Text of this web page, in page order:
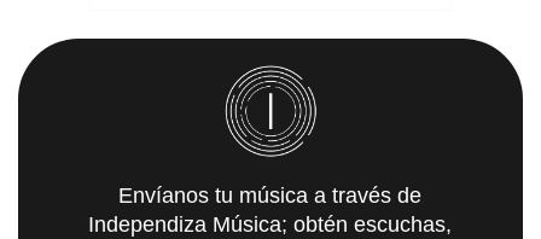
Envíanos tu música a través de
Independiza Música; obtén escuchas,